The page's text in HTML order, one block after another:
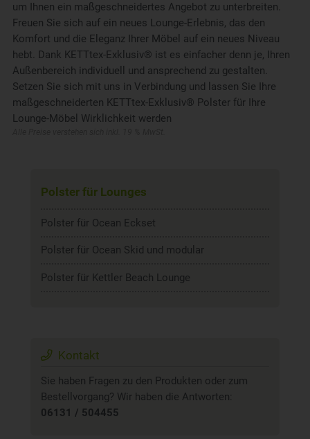
um Ihnen ein maßgeschneidertes Angebot zu unterbreiten.
Freuen Sie sich auf ein neues Lounge-Erlebnis, das den
Komfort und die Eleganz Ihrer Möbel auf ein neues Niveau
hebt. Dank KETTtex-Exklusiv® ist es einfacher denn je, Ihren
Außenbereich individuell und ansprechend zu gestalten.
Setzen Sie sich mit uns in Verbindung und lassen Sie Ihre
maßgeschneiderten KETTtex-Exklusiv® Polster für Ihre
Lounge-Möbel Wirklichkeit werden
Polster für Lounges
Polster für Ocean Eckset
Polster für Ocean Skid und modular
Polster für Kettler Beach Lounge
Kontakt
Sie haben Fragen zu den Produkten oder zum
Bestellvorgang? Wir haben die Antworten:
06131 / 504455